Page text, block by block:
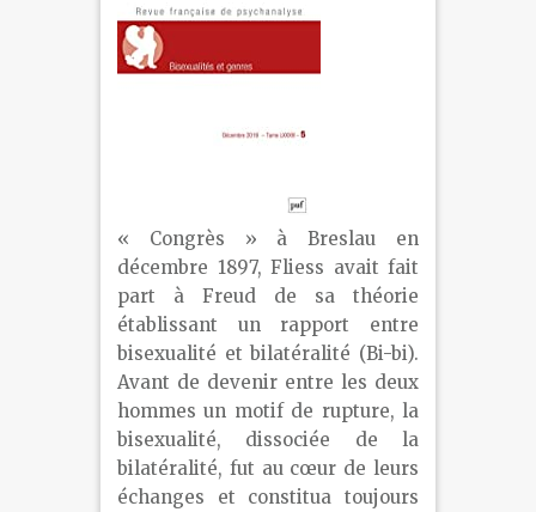
« Congrès » à Breslau en
décembre 1897, Fliess avait fait
part à Freud de sa théorie
établissant un rapport entre
bisexualité et bilatéralité (Bi-bi).
Avant de devenir entre les deux
hommes un motif de rupture, la
bisexualité, dissociée de la
bilatéralité, fut au cœur de leurs
échanges et constitua toujours